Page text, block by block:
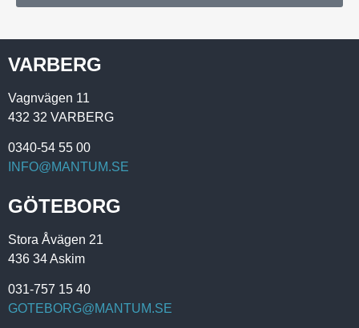
VARBERG
Vagnvägen 11
432 32 VARBERG
0340-54 55 00
INFO@MANTUM.SE
GÖTEBORG
Stora Åvägen 21
436 34 Askim
031-757 15 40
GOTEBORG@MANTUM.SE